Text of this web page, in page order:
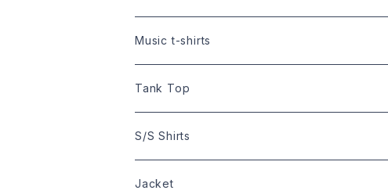
Size:XS
Size:S
Size:M
Size:L
Music t-shirts
S/S t-shirts
Size:XS
Size:S
L/S t-shirts
Size:XS
Tank Top
Size:M
Size:XS
S/S Shirts
Hawaiian Shirts
Jacket